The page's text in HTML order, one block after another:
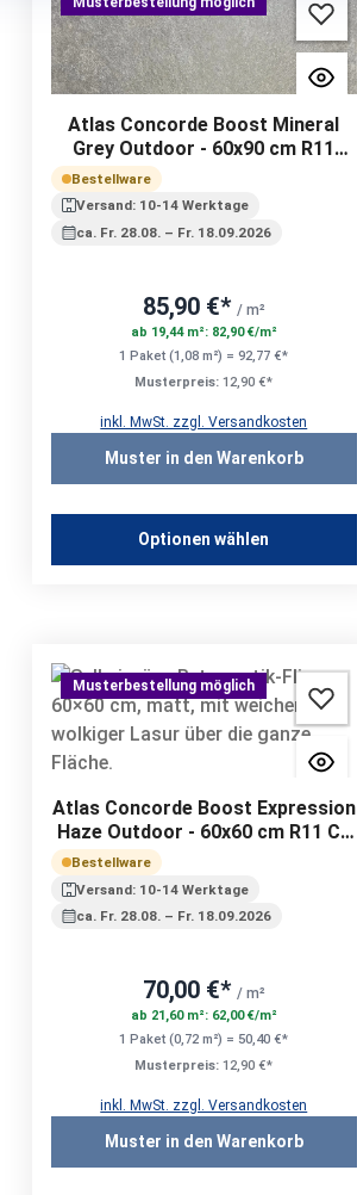
Atlas Concorde Boost Mineral
Grey Outdoor - 60x90 cm R11
A+B+C | 20 mm
Bestellware
Versand: 10-14 Werktage
ca. Fr. 28.08. – Fr. 18.09.2026
85,90 €* / m²
ab 19,44 m²: 82,90 €/m²
1 Paket (1,08 m²) = 92,77 €*
Musterpreis: 12,90 €*
inkl. MwSt. zzgl. Versandkosten
Muster in den Warenkorb
Optionen wählen
Musterbestellung möglich
Atlas Concorde Boost Expression
Haze Outdoor - 60x60 cm R11 C |
Bestellware
Versand: 10-14 Werktage
ca. Fr. 28.08. – Fr. 18.09.2026
70,00 €* / m²
ab 21,60 m²: 62,00 €/m²
1 Paket (0,72 m²) = 50,40 €*
Musterpreis: 12,90 €*
inkl. MwSt. zzgl. Versandkosten
Muster in den Warenkorb